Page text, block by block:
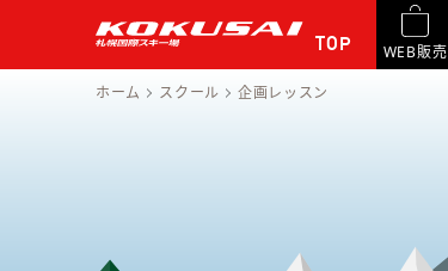
TOP
WEB販売
ホーム
スクール 企画レッスン